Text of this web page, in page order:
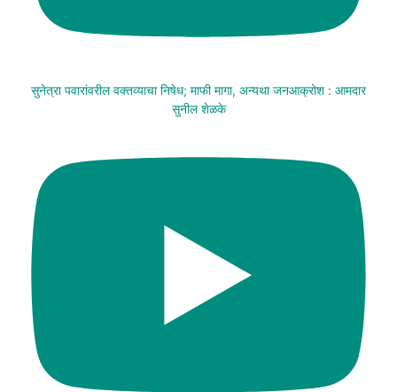
सुनेत्रा पवारांवरील वक्तव्याचा निषेध; माफी मागा, अन्यथा जनआक्रोश : आमदार
सुनील शेळके